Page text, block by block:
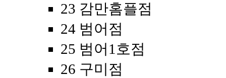
23 감만홈플점
24 범어점
25 범어1호점
26 구미점